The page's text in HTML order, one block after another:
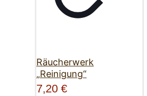
Räucherwerk
„Reinigung“
7,20 €